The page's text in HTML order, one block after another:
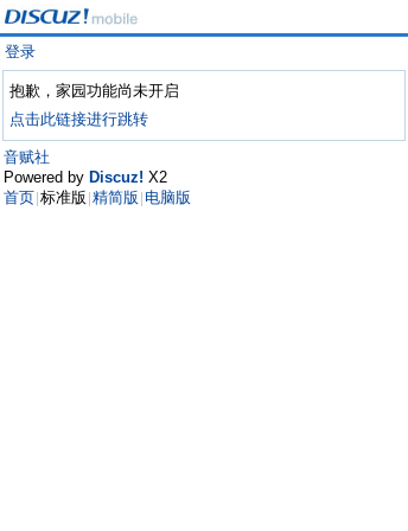
登录
抱歉，家园功能尚未开启
点击此链接进行跳转
音赋社
Powered by Discuz! X2
首页 标准版 精简版 电脑版